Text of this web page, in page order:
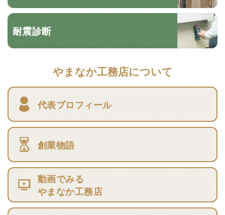
耐震診断
やまなか工務店について
代表プロフィール
創業物語
動画でみる
やまなか工務店